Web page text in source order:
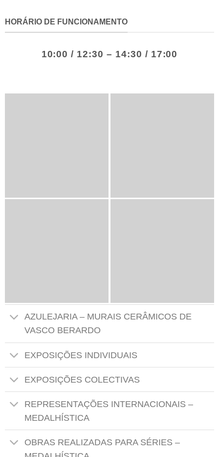
HORÁRIO DE FUNCIONAMENTO
10:00 / 12:30 – 14:30 / 17:00
AZULEJARIA – MURAIS CERÂMICOS DE
VASCO BERARDO
EXPOSIÇÕES INDIVIDUAIS
EXPOSIÇÕES COLECTIVAS
REPRESENTAÇÕES INTERNACIONAIS –
MEDALHÍSTICA
OBRAS REALIZADAS PARA SÉRIES –